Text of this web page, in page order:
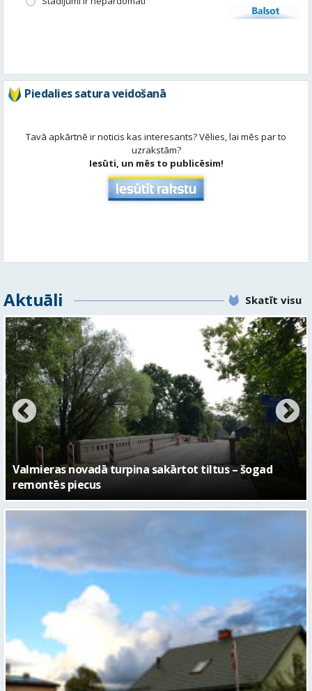
Balsot
Piedalies satura veidošanā
Tavā apkārtnē ir noticis kas interesants? Vēlies, lai mēs par to
uzrakstām?
Iesūti, un mēs to publicēsim!
Aktuāli Skatīt visu
No pagaidu teātra līdz laikmetīgās kultūras centram
– kā attīstīsies “Kurtuve”